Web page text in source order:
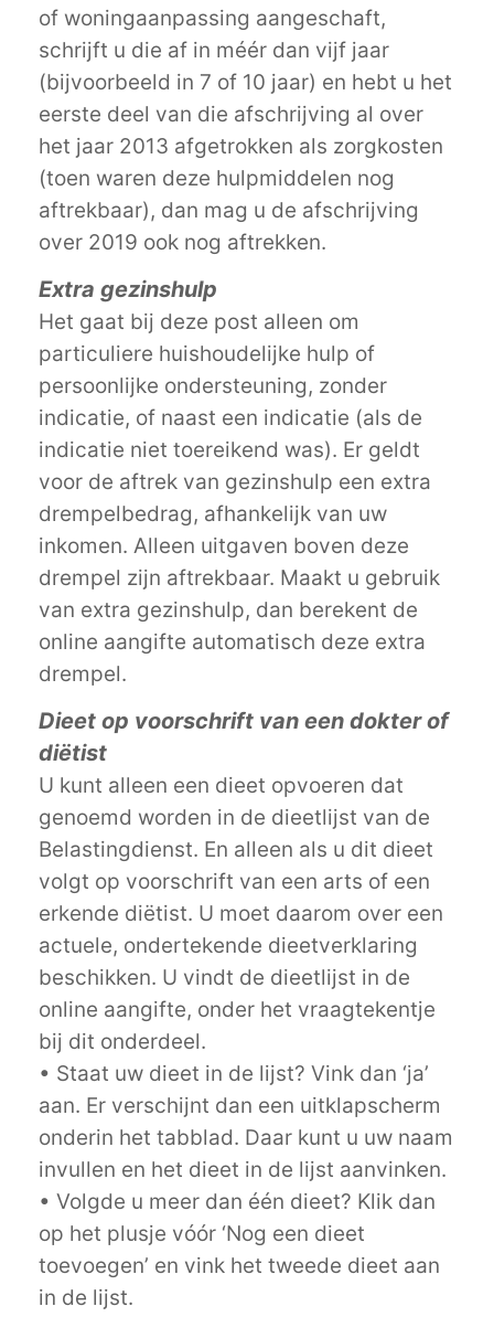
of woningaanpassing aangeschaft,
schrijft u die af in méér dan vijf jaar
(bijvoorbeeld in 7 of 10 jaar) en hebt u het
eerste deel van die afschrijving al over
het jaar 2013 afgetrokken als zorgkosten
(toen waren deze hulpmiddelen nog
aftrekbaar), dan mag u de afschrijving
over 2019 ook nog aftrekken.
Extra gezinshulp
Het gaat bij deze post alleen om
particuliere huishoudelijke hulp of
persoonlijke ondersteuning, zonder
indicatie, of naast een indicatie (als de
indicatie niet toereikend was). Er geldt
voor de aftrek van gezinshulp een extra
drempelbedrag, afhankelijk van uw
inkomen. Alleen uitgaven boven deze
drempel zijn aftrekbaar. Maakt u gebruik
van extra gezinshulp, dan berekent de
online aangifte automatisch deze extra
drempel.
Dieet op voorschrift van een dokter of
diëtist
U kunt alleen een dieet opvoeren dat
genoemd worden in de dieetlijst van de
Belastingdienst. En alleen als u dit dieet
volgt op voorschrift van een arts of een
erkende diëtist. U moet daarom over een
actuele, ondertekende dieetverklaring
beschikken. U vindt de dieetlijst in de
online aangifte, onder het vraagtekentje
bij dit onderdeel.
• Staat uw dieet in de lijst? Vink dan ‘ja’
aan. Er verschijnt dan een uitklapscherm
onderin het tabblad. Daar kunt u uw naam
invullen en het dieet in de lijst aanvinken.
• Volgde u meer dan één dieet? Klik dan
op het plusje vóór ‘Nog een dieet
toevoegen’ en vink het tweede dieet aan
in de lijst.